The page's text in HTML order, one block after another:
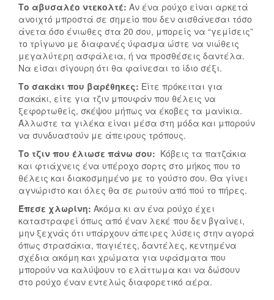
Το αβυσαλέο ντεκολτέ: Αν ένα ρούχο είναι αρκετά
ανοιχτό μπροστά σε σημείο που δεν αισθάνεσαι τόσο
άνετα όσο ένιωθες στα 20 σου, μπορείς να “γεμίσεις”
το τρίγωνο με διαφανές ύφασμα ώστε να νιώθεις
μεγαλύτερη ασφάλεια, ή να προσθέσεις δαντέλα.
Να είσαι σίγουρη ότι θα φαίνεσαι το ίδιο σέξι.
Το σακάκι που βαρέθηκες: Είτε πρόκειται για
σακάκι, είτε για τζιν μπουφάν που θέλεις να
ξεφορτωθείς, σκέψου μήπως να έκοβες τα μανίκια.
Άλλωστε τα γιλέκα είναι μέσα στη μόδα και μπορούν
να συνδυαστούν με άπειρους τρόπους.
Το τζιν που έλιωσε πάνω σου: Κόβεις τα πατζάκια
και φτιάχνεις ένα υπέροχο σορτς στο μήκος που το
θέλεις και διακοσμημένο με το γούστο σου. Θα γίνει
αγνώριστο και όλες θα σε ρωτούν από πού το πήρες.
Έπεσε χλωρίνη: Ακόμα κι αν ένα ρούχο έχει
καταστραφεί όπως από έναν λεκέ που δεν βγαίνει,
μην ξεχνάς ότι υπάρχουν άπειρες λύσεις στην αγορά
όπως στρασάκια, παγιέτες, δαντέλες, κεντημένα
σχέδια ακόμη και χρώματα για υφάσματα που
μπορούν να καλύψουν το ελάττωμα και να δώσουν
στο ρούχο έναν εντελώς διαφορετικό αέρα.
S
U
M
M
E
R
L
O
O
K
S
Γ
Ι
Α
Ν
Α
Ε
Ί
Σ
Α
Ι
Σ
T
O
N
Y
A
W
A
R
D
S
2
0
1
7